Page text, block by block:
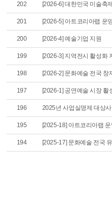
202 [2026-6] 대한민국 미술축
201 [2026-5] 아트코리아랩 운
200 [2026-4] 예술기업 지원
199 [2026-3] 지역전시 활성화
198 [2026-2] 문화예술 전국 창
197 [2026-1] 공연예술 시장
196 2025년 사업실명제 대상
195 [2025-18] 아트코리아랩
194 [2025-17] 문화예술 전국